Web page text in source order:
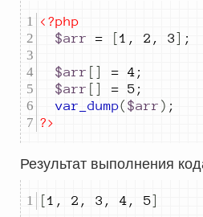
<?php
$arr
= [1 , 2 , 3] ;
$arr [] = 4 ;
$arr [] = 5 ;
var_dump( $arr ) ;
?>
Результат выполнения
[1 , 2 , 3 , 4 , 5]